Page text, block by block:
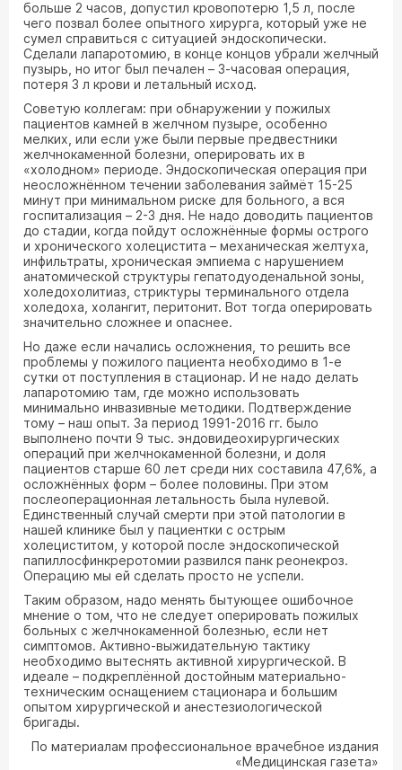
больше 2 часов, допустил кровопотерю 1,5 л, после
чего позвал более опытного хирурга, который уже не
сумел справиться с ситуацией эндоскопически.
Сделали лапаротомию, в конце концов убрали желчный
пузырь, но итог был печален – 3-часовая операция,
потеря 3 л крови и летальный исход.
Советую коллегам: при обнаружении у пожилых
пациентов камней в желчном пузыре, особенно
мелких, или если уже были первые предвестники
желчнокаменной болезни, оперировать их в
«холодном» периоде. Эндоскопическая операция при
неосложнённом течении заболевания займёт 15-25
минут при минимальном риске для больного, а вся
госпитализация – 2-3 дня. Не надо доводить пациентов
до стадии, когда пойдут осложнённые формы острого
и хронического холецистита – механическая желтуха,
инфильтраты, хроническая эмпиема с нарушением
анатомической структуры гепатодуоденальной зоны,
холедохолитиаз, стриктуры терминального отдела
холедоха, холангит, перитонит. Вот тогда оперировать
значительно сложнее и опаснее.
Но даже если начались осложнения, то решить все
проблемы у пожилого пациента необходимо в 1-е
сутки от поступления в стационар. И не надо делать
лапаротомию там, где можно использовать
минимально инвазивные методики. Подтверждение
тому – наш опыт. За период 1991-2016 гг. было
выполнено почти 9 тыс. эндовидеохирургических
операций при желчнокаменной болезни, и доля
пациентов старше 60 лет среди них составила 47,6%, а
осложнённых форм – более половины. При этом
послеоперационная летальность была нулевой.
Единственный случай смерти при этой патологии в
нашей клинике был у пациентки с острым
холециститом, у которой после эндоскопической
папиллосфинкреротомии развился панк реонекроз.
Операцию мы ей сделать просто не успели.
Таким образом, надо менять бытующее ошибочное
мнение о том, что не следует оперировать пожилых
больных с желчнокаменной болезнью, если нет
симптомов. Активно-выжидательную тактику
необходимо вытеснять активной хирургической. В
идеале – подкреплённой достойным материально-
техническим оснащением стационара и большим
опытом хирургической и анестезиологической
бригады.
По материалам профессиональное врачебное издания
«Медицинская газета»